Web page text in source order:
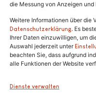
die Messung von Anzeigen und
Weitere Informationen über die
Datenschutzerklärung. Es
Ihrer Daten einzuwilligen, um
Auswahl jederzeit unter
beachten Sie, dass aufgrund
alle Funktionen der Website
Dienste verwalten
Copyright ©